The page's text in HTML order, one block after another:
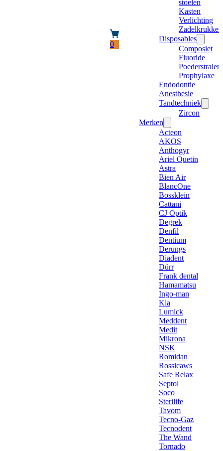
0
stoelen
Kasten
Verlichting
Zadelkrukken
Disposables
Composiet
Fluoride
Poederstraler
Prophylaxe
Endodontie
Anesthesie
Tandtechniek
Zircon
Merken
Acteon
AKOS
Anthogyr
Ariel Quetin
Astra
Bien Air
BlancOne
Bossklein
Cattani
CJ Optik
Degrek
Denfil
Dentium
Derungs
Diadent
Dürr
Frank dental
Hamamatsu
Ingo-man
Kia
Lumick
Meddent
Medit
Mikrona
NSK
Romidan
Rossicaws
Safe Relax
Septol
Soco
Sterilife
Tavom
Tecno-Gaz
Tecnodent
The Wand
Tornado